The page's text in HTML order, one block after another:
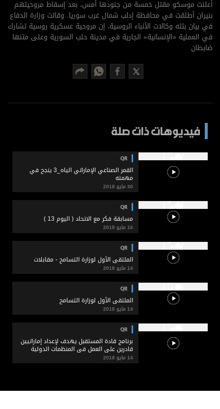
عدد اليوم
أعلنت موسكو مقتل خمسة من جنودها أمس، بعد إسقاط مروحيتهم
بنيران أطلقت في محافظة إدلب شمال غرب سوريا. وقالت وزارة الدفاع
في بيان بثته وكالات الأنباء الروسية، إن مروحية عسكرية روسية تشارك
في العملية «الإنسانية» الجارية في مدينة حلب السورية وعلى متنها
ضابطان
فيديوهات ذات صلة
QR
القمر الصناعي الإماراتي الياه_3 ينجح في
مهمته
30 مايو 2018
QR
مسابقة فكر مع الاتحاد ( اليوم 13 )
16 مايو 2018
QR
الملتقى الأول لوزارة التسامح - مقابلات
14 مايو 2018
QR
الملتقى الأول لوزارة التسامح
14 مايو 2018
QR
برنامج قادة المستقبل يهدف لإعداد إماراتيين
قادرين على العمل في المنظمات الدولية
14 مايو 2018